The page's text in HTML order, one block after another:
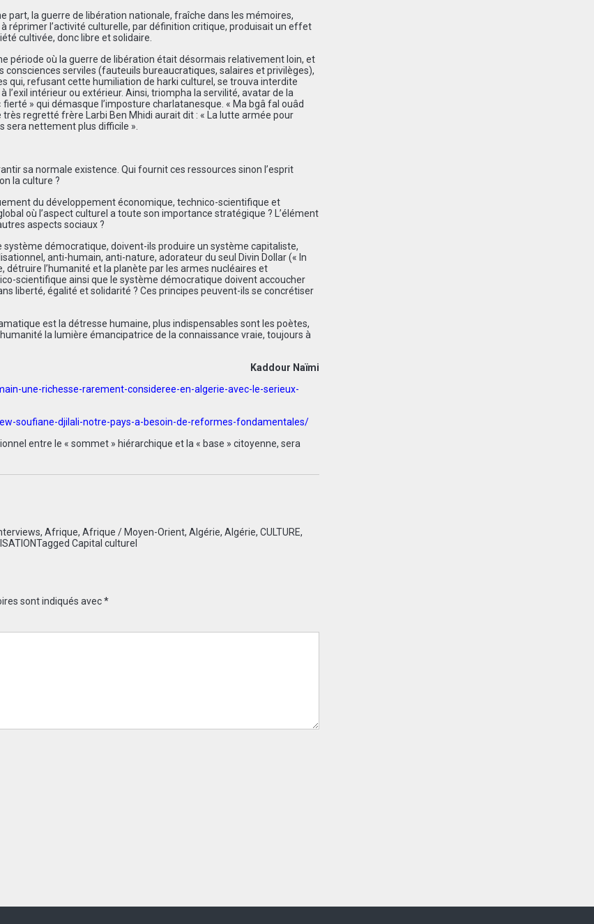
part, la guerre de libération nationale, fraîche dans les mémoires,
réprimer l’activité culturelle, par définition critique, produisait un effet
cultivée, donc libre et solidaire.
période où la guerre de libération était désormais relativement loin, et
serviles (fauteuils bureaucratiques, salaires et privilèges),
qui, refusant cette humiliation de harki culturel, se trouva interdite
intérieur ou extérieur. Ainsi, triompha la servilité, avatar de la
» qui démasque l’imposture charlatanesque. « Ma bgâ fal ouâd
regretté frère Larbi Ben Mhidi aurait dit : « La lutte armée pour
sera nettement plus difficile ».
sa normale existence. Qui fournit ces ressources sinon l’esprit
la culture ?
du développement économique, technico-scientifique et
où l’aspect culturel a toute son importance stratégique ? L’élément
aspects sociaux ?
démocratique, doivent-ils produire un système capitaliste,
anti-humain, anti-nature, adorateur du seul Divin Dollar (« In
détruire l’humanité et la planète par les armes nucléaires et
scientifique ainsi que le système démocratique doivent accoucher
liberté, égalité et solidarité ? Ces principes peuvent-ils se concrétiser
est la détresse humaine, plus indispensables sont les poètes,
la lumière émancipatrice de la connaissance vraie, toujours à
Kaddour Naïmi
une-richesse-rarement-consideree-en-algerie-avec-le-serieux-
soufiane-djilali-notre-pays-a-besoin-de-reformes-fondamentales/
entre le « sommet » hiérarchique et la « base » citoyenne, sera
, Afrique, Afrique / Moyen-Orient, Algérie, Algérie, CULTURE,
Tagged Capital culturel
sont indiqués avec*